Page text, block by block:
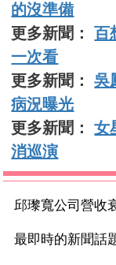
的沒準備
更多新聞：百
一次看
更多新聞：吳
病況曝光
更多新聞：女
消巡演
邱瓈寬公司營收
最即時的新聞話